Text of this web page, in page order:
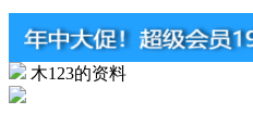
木123的资料